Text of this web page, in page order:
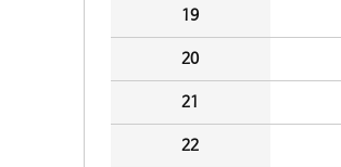
19
20
21
22